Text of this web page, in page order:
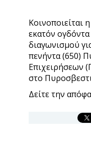
Κοινοποιείται
εκατόν
διαγωνισμού
πενήντα (650)
Επιχειρήσεων
στο
Δείτε την